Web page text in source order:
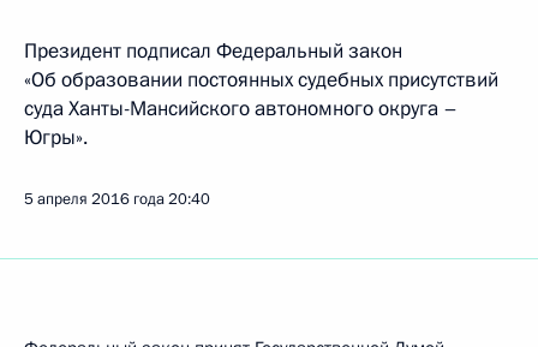
Президент подписал Федеральный закон
«Об образовании постоянных судебных присутствий
суда Ханты-Мансийского автономного округа –
Югры».
5 апреля 2016 года20:40